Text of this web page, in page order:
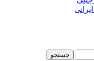
جستجو